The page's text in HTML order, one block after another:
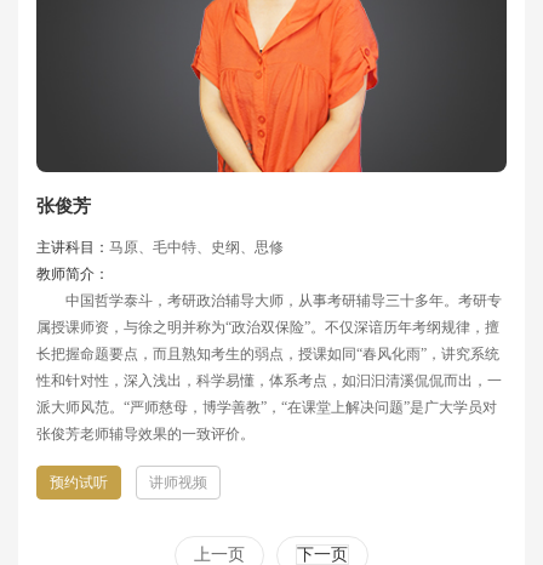
张俊芳
主讲科目： 马原、毛中特、史纲、思修
教师简介：
中国哲学泰斗，考研政治辅导大师，从事考研辅导三十多年。考研专
属授课师资，与徐之明并称为“政治双保险”。不仅深谙历年考纲规律，擅
长把握命题要点，而且熟知考生的弱点，授课如同“春风化雨”，讲究系统
性和针对性，深入浅出，科学易懂，体系考点，如汩汩清溪侃侃而出，一
派大师风范。“严师慈母，博学善教”，“在课堂上解决问题”是广大学员对
张俊芳老师辅导效果的一致评价。
预约试听 讲师视频
上一页 下一页